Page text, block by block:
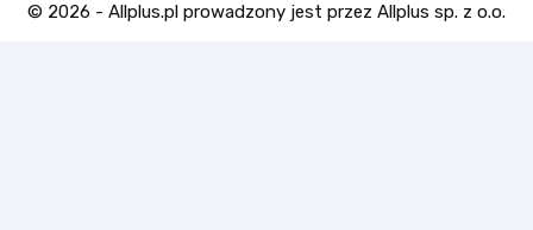
© 2026 - Allplus.pl prowadzony jest przez Allplus sp. z o.o.